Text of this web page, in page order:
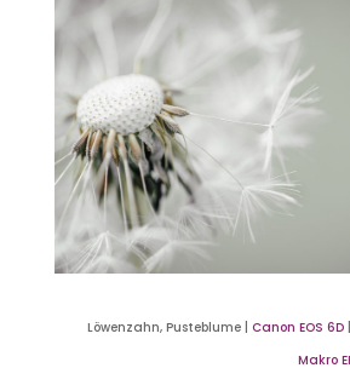
Löwenzahn, Pusteblume |Canon EOS 6D
Makro